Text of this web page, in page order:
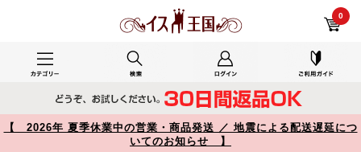
0
【 2026年 夏季休業中の営業・商品発送 ／ 地震による配送遅延につ
いてのお知らせ 】